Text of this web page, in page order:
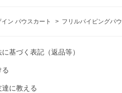
ン パウスカート > フリルパイピングパウ
基づく表記（返品等）
に教える